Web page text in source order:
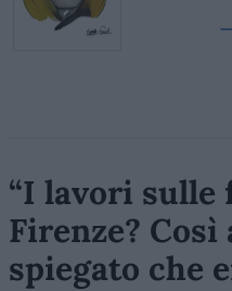
“I lavori sulle
Firenze? Così
spiegato che